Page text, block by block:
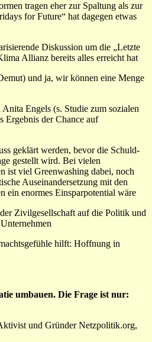
tragen eher zur Spaltung als zur
for Future“ hat dagegen etwas
Diskussion um die „Letzte
Allianz bereits alles erreicht hat
und ja, wir können eine Menge
Engels (s. Studie zum sozialen
Ergebnis der Chance auf
geklärt werden, bevor die Schuld-
gestellt wird. Bei vielen
ist viel Greenwashing dabei, noch
Auseinandersetzung mit den
ein enormes Einsparpotential wäre
Zivilgesellschaft auf die Politik und
hilft: Hoffnung in
umbauen. Die Frage ist nur:
und Gründer Netzpolitik.org,